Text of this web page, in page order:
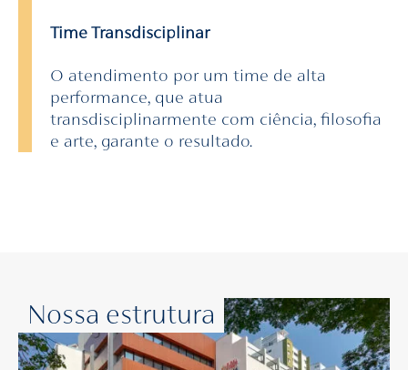
Time Transdisciplinar
O atendimento por um time de alta
performance, que atua
transdisciplinarmente com ciência, filosofia
e arte, garante o resultado.
Nossa estrutura